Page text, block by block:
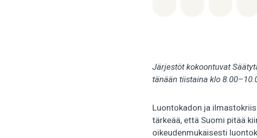
Järjestöt kokoontuvat
tänään tiistaina klo
Luontokadon ja
tärkeää, että Suomi pitää
oikeudenmukaisesti